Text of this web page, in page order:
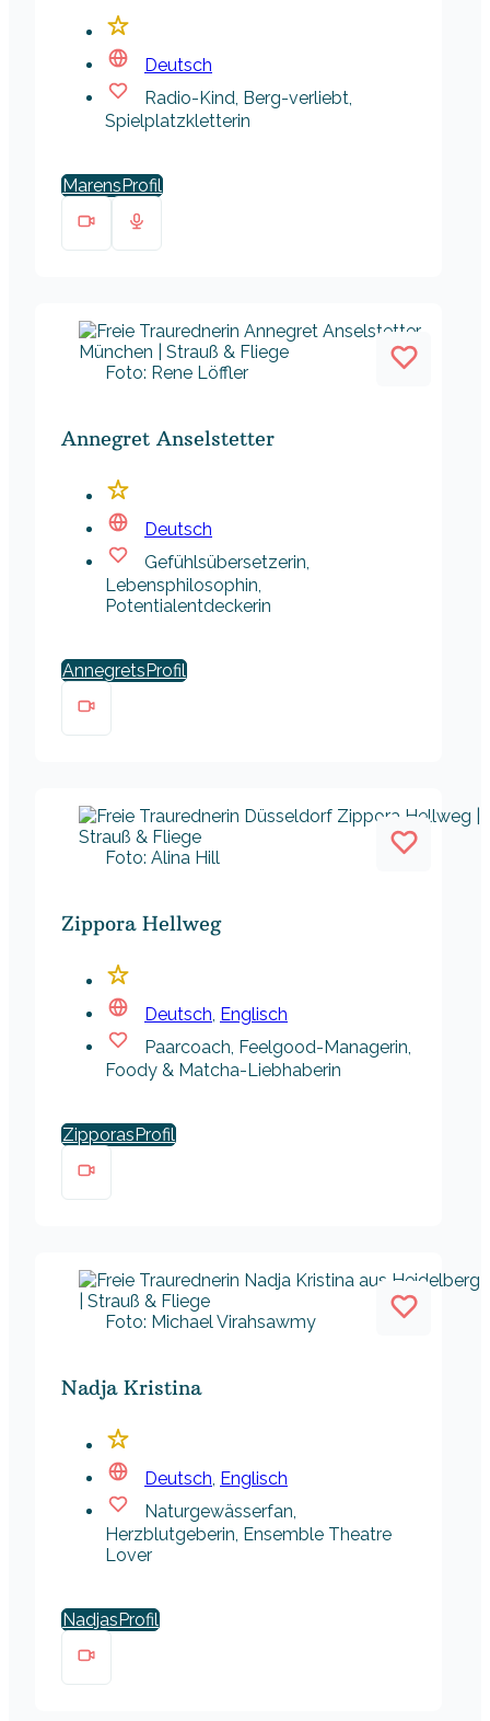
Deutsch
Radio-Kind, Berg-verliebt,
Spielplatzkletterin
Marens
Foto: Rene Löffler
Annegret Anselstetter
Deutsch
Gefühlsübersetzerin,
Lebensphilosophin,
Potentialentdeckerin
Annegrets
Foto: Alina Hill
Zippora Hellweg
Deutsch, Englisch
Paarcoach, Feelgood-Managerin,
Foody & Matcha-Liebhaberin
Zipporas
Foto: Michael Virahsawmy
Nadja Kristina
Deutsch, Englisch
Naturgewässerfan,
Herzblutgeberin, Ensemble Theatre
Lover
Nadjas